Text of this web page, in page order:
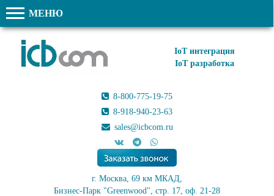
МЕНЮ
IoT интеграция
IoT разработка
8-800-775-19-75
8-918-940-23-63
sales@icbcom.ru
г. Москва, 69 км МКАД,
Бизнес-Парк "Greenwood", стр. 17, оф. 21-28